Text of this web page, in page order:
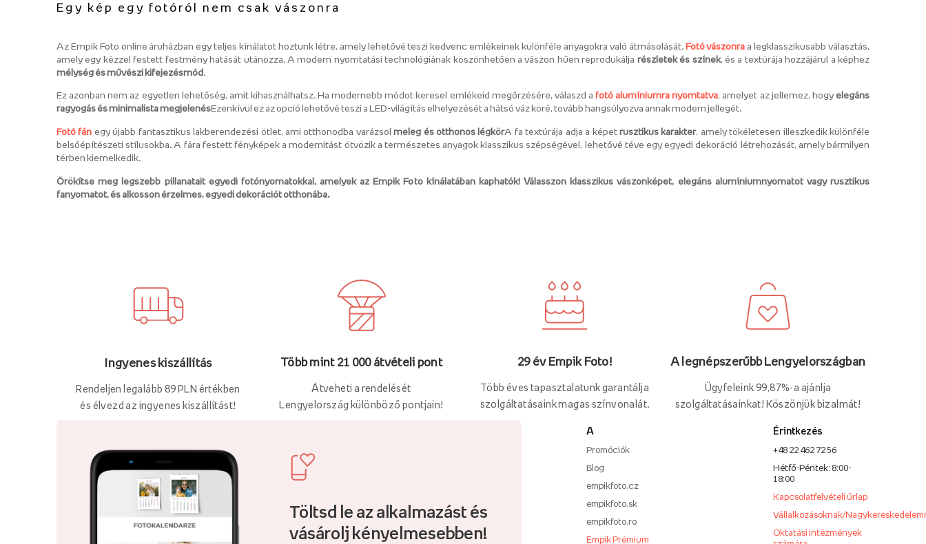
Egy kép egy fotóról nem csak vászonra
Az Empik Foto online áruházban egy teljes kínálatot hoztunk létre, amely lehetővé teszi kedvenc emlékeinek különféle anyagokra való átmásolását. Fotó vászonra a legklasszikusabb választás,
amely egy kézzel festett festmény hatását utánozza. A modern nyomtatási technológiának köszönhetően a vászon hűen reprodukálja részletek és színek, és a textúrája hozzájárul a képhez
mélység és művészi kifejezésmód
Ez azonban nem az egyetlen lehetőség, amit kihasználhatsz. Ha modernebb módot keresel emlékeid megőrzésére, válaszd afotó alumíniumra nyomtatva, amelyet az jellemez, hogy elegáns
ragyogás és minimalista megjelenésEzenkívül ez az opció lehetővé teszi a LED-világítás elhelyezését a hátsó váz köré, tovább hangsúlyozva annak modern jellegét.
Fotó fán egy újabb fantasztikus lakberendezési ötlet, ami otthonodba varázsolmeleg és otthonos légkörA fa textúrája adja a képet rusztikus karakter, amely tökéletesen illeszkedik különféle
belsőépítészeti stílusokba. A fára festett fényképek a modernitást ötvözik a természetes anyagok klasszikus szépségével, lehetővé téve egy egyedi dekoráció létrehozását, amely bármilyen
térben kiemelkedik.
Örökítse meg legszebb pillanatait egyedi fotónyomatokkal, amelyek az Empik Foto kínálatában kaphatók! Válasszon klasszikus vászonképet, elegáns alumíniumnyomatot vagy rusztikus
fanyomatot, és alkosson érzelmes, egyedi dekorációt otthonába.
Ingyenes kiszállítás
Rendeljen legalább 89 PLN értékben
és élvezd az ingyenes kiszállítást!
Több mint 21 000 átvételi pont
Átveheti a rendelését
Lengyelország különböző pontjain!
29 év Empik Foto!
Több éves tapasztalatunk garantálja
szolgáltatásaink magas színvonalát.
A legnépszerűbb Lengyelországban
Ügyfeleink 99,87%-a ajánlja
szolgáltatásainkat! Köszönjük bizalmát!
Töltsd le az alkalmazást és
vásárolj kényelmesebben!
A
Promóciók
Blog
empikfoto.cz
empikfoto.sk
empikfoto.ro
Empik Prémium
Érintkezés
+48 22 462 72 56
Hétfő-Péntek: 8:00-
18:00
Kapcsolatfelvételi űrlap
Vállalkozásoknak/
Oktatási intézmények